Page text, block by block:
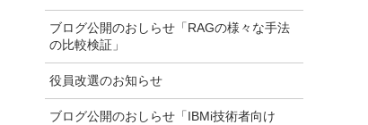
ブログ公開のおしらせ「RAGの様々な手法
の比較検証」
役員改選のお知らせ
ブログ公開のおしらせ「IBMi技術者向け